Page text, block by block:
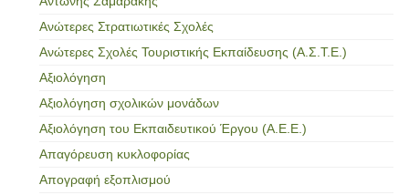
Ανώτερες Στρατιωτικές Σχολές
Ανώτερες Σχολές Τουριστικής Εκπαίδευσης (Α.Σ.Τ.Ε.)
Αξιολόγηση
Αξιολόγηση σχολικών μονάδων
Αξιολόγηση του Εκπαιδευτικού Έργου (Α.Ε.Ε.)
Απαγόρευση κυκλοφορίας
Απογραφή εξοπλισμού